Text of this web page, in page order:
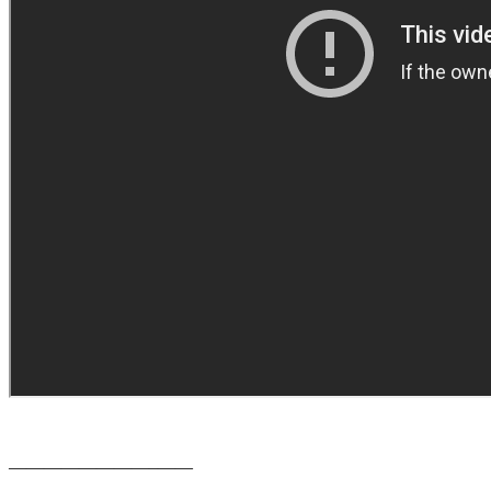
————————–——